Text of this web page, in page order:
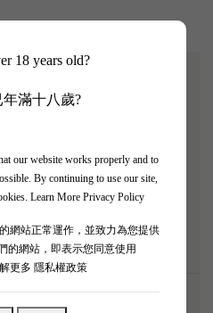
18 years old?
滿十八歲?
our website works properly and to
By continuing to use our site,
Learn More Privacy Policy
網站正常運作，並致力為您提供
的網站，即表示您同意使用
更多 隱私權政策
演化得好靚，有風乾車厘
尾韻帶鮮味同甘甜。勝在
隆風味出晒嚟。鍾意飲熟